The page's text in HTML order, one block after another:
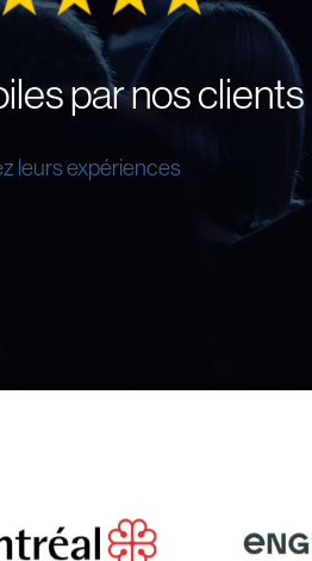
par nos clients
leurs expériences